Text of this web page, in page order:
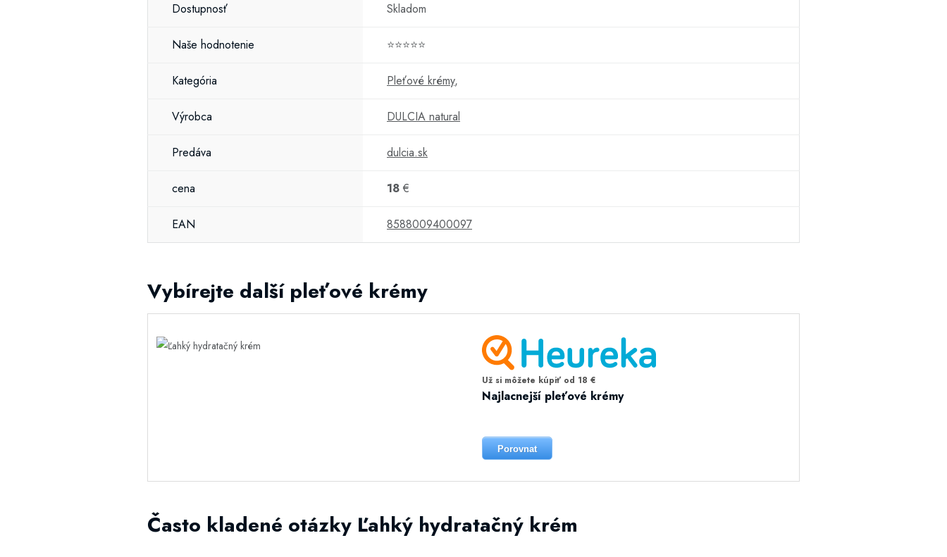
Dostupnosť Skladom
Naše hodnotenie ⭐⭐⭐⭐⭐
Kategória Pleťové krémy,
Výrobca DULCIA natural
Predáva dulcia.sk
cena 18 €
EAN 8588009400097
Vybírejte další pleťové krémy
Už si môžete kúpiť od 18 €
Najlacnejší pleťové krémy
Porovnat
Často kladené otázky Ľahký hydratačný krém